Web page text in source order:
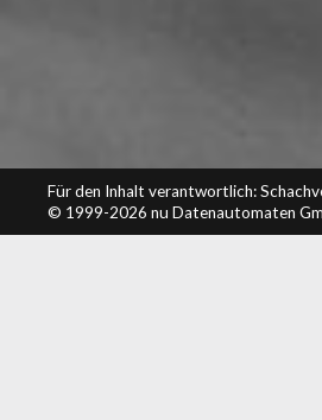
Für den Inhalt verantwortlich:
© 1999-2026 nu Datenautomaten